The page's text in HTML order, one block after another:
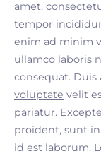
amet,
tempor
enim ad minim
ullamco laboris
consequat.
voluptate velit
pariatur.
proident, sunt
id est laborum.